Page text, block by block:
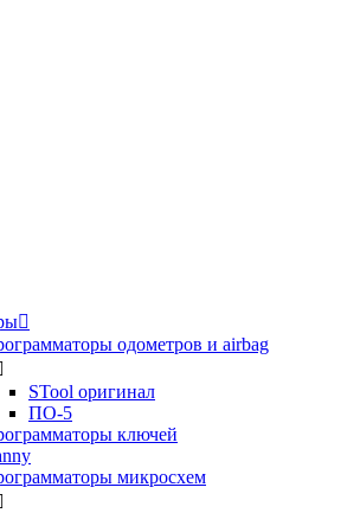

одометров и airbag
STool оригинал
ПО-5
ключей
микросхем